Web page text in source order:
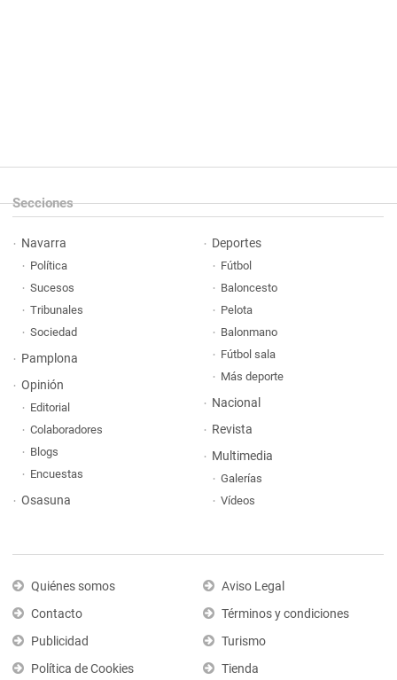
Secciones
Navarra
Política
Sucesos
Tribunales
Sociedad
Pamplona
Opinión
Editorial
Colaboradores
Blogs
Encuestas
Osasuna
Deportes
Fútbol
Baloncesto
Pelota
Balonmano
Fútbol sala
Más deporte
Nacional
Revista
Multimedia
Galerías
Vídeos
Quiénes somos
Contacto
Publicidad
Política de Cookies
Aviso Legal
Términos y condiciones
Turismo
Tienda